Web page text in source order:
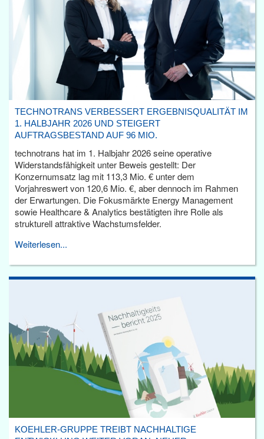
TECHNOTRANS VERBESSERT ERGEBNISQUALITÄT IM
1. HALBJAHR 2026 UND STEIGERT
AUFTRAGSBESTAND AUF 96 MIO.
technotrans hat im 1. Halbjahr 2026 seine operative
Widerstandsfähigkeit unter Beweis gestellt: Der
Konzernumsatz lag mit 113,3 Mio. € unter dem
Vorjahreswert von 120,6 Mio. €, aber dennoch im Rahmen
der Erwartungen. Die Fokusmärkte Energy Management
sowie Healthcare & Analytics bestätigten ihre Rolle als
strukturell attraktive Wachstumsfelder.
Weiterlesen...
KOEHLER-GRUPPE TREIBT NACHHALTIGE